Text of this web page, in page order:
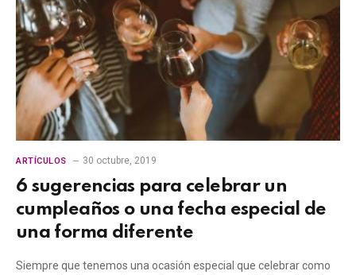
ARTÍCULOS 30 octubre, 2019
6 sugerencias para celebrar un
cumpleaños o una fecha especial de
una forma diferente
Siempre que tenemos una ocasión especial que celebrar como